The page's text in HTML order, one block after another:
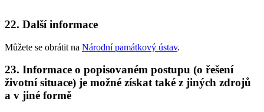
22. Další informace
Můžete se obrátit na Národní památkový ústav.
23. Informace o popisovaném postupu (o řešení
životní situace) je možné získat také z jiných zdrojů
a v jiné formě